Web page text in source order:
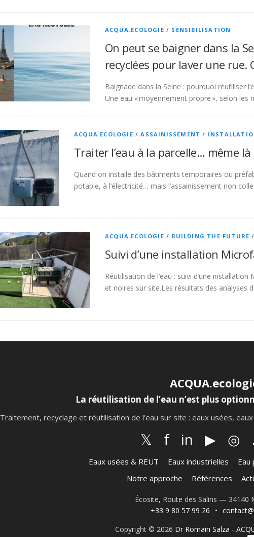
ACQUA.ECOLOGIE / SENSIBILISATION
On peut se baigner dans la
recyclées pour laver une rue.
Baignade dans la Seine : pourquoi réutiliser
Une eau « moyennement propre », selon
ACQUA.ECOLOGIE /ASSAINISSEMENT /
Traiter l’eau à la parcelle… même
Quand on installe des bâtiments temporaires ou
potable, à l’électricité… mais l’assainissement non
ACQUA.ECOLOGIE / BUILDING THE FUTURE /
Suivi d’une installation
Réutilisation de l’eau : suivi d’une
et noires sur site.Les résultats des analyses
La réutilisation de l’eau n’est plus
Traitement, recyclage et réutilisation de l’eau sur site : eaux usées,
𝕏 f in ▶ ◎
Eaux usées & REUT Eaux industrielles Eau
Notre approche
Références
Écosite, Route des Salins — 34140
+33 9 80 57 99 26
•
Copyright © 2026 Dr Romain Salza -